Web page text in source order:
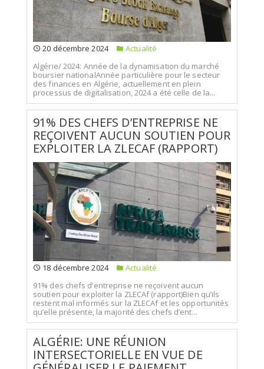
20 décembre 2024
Actualité
Algérie/ 2024: Année de la dynamisation du marché
boursier nationalAnnée particulière pour le secteur
des finances en Algérie, actuellement en plein
processus de digitalisation, 2024 a été celle de la...
91% DES CHEFS D’ENTREPRISE NE
REÇOIVENT AUCUN SOUTIEN POUR
EXPLOITER LA ZLECAF (RAPPORT)
18 décembre 2024
Actualité
91% des chefs d’entreprise ne reçoivent aucun
soutien pour exploiter la ZLECAf (rapport)Bien qu’ils
restent mal informés sur la ZLECAf et les opportunités
qu’elle présente, la majorité des chefs d’ent...
ALGÉRIE: UNE RÉUNION
INTERSECTORIELLE EN VUE DE